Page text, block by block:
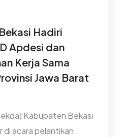
Hadiri
Apdesi dan
Kerja Sama
Jawa Barat
Kabupaten Bekasi
di acara pelantikan